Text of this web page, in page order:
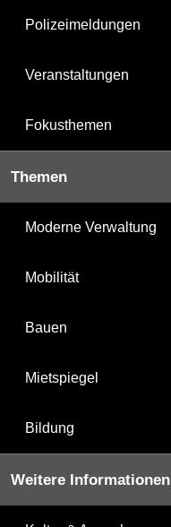
Polizeimeldungen
Veranstaltungen
Fokusthemen
Themen
Moderne Verwaltung
Mobilität
Bauen
Mietspiegel
Bildung
Weitere Informationen